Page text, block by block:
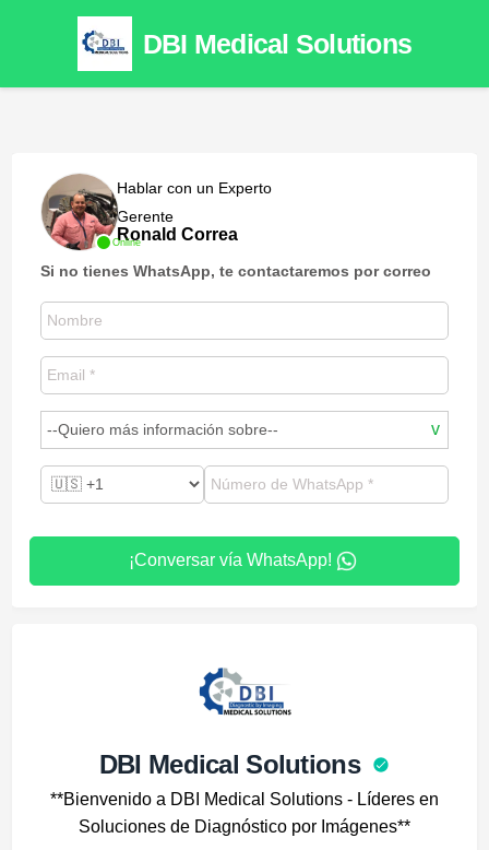
DBI Medical Solutions
DBI Medical Solutions
**Bienvenido a DBI Medical Solutions - Líderes en
Soluciones de Diagnóstico por Imágenes**
Online
Hablar con un Experto
Gerente
Ronald Correa
Si no tienes WhatsApp, te contactaremos por correo
¡Conversar vía WhatsApp!